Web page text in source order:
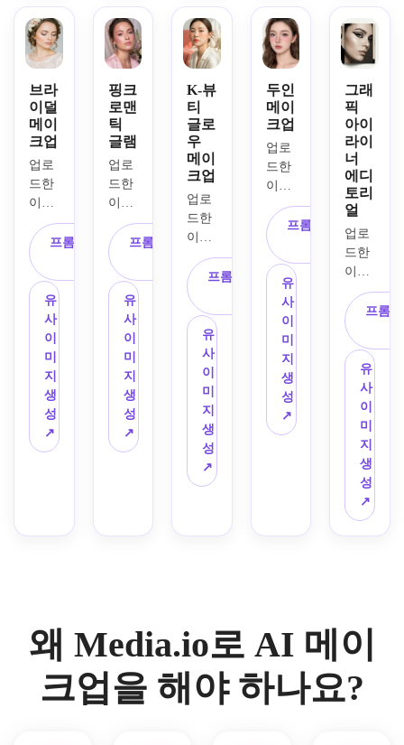
연한
브라
운 마
스카
라,
내추
럴 글
로스,
부드
러운
주간
조명,
최소
한의
리터
칭,
리얼
한 피
부 질
감,
고급
에디
토리
얼 마
시켜
드립
니다.
한 피
치 블
러셔,
거의
없는
듯한
마스
카라,
내추
럴 립
밤,
러운
데이
타임
조명,
진짜
같은
피부
질감
과 청
순하
고 자
연스
나비
헤어
핀,
반짝
이는
캔디
핑크
립,
얇은
아치
형 눈
썹,
소프
트한
레트
로-디
지털
광채,
리얼
2000
년대
에디
토리
얼 질
감의
디 메
어 드
립니
다.
게 쉐
이딩
된
볼,
빛나
는 하
이라
이트,
내추
럴 핑
크 립
스틱,
세련
된 스
튜디
오 조
우아
한 뷰
티 캠
페인
스타
을 연
출합
니다.
업,
광채
하이
라이
터,
스모
키 아
이섀
도우,
볼드
속눈
썹,
정교
한 눈
썹,
매트
로즈
립스
틱,
고급
스러
운 조
명,
화려
한 에
디토
리얼
분위
포토
로 완
성됩
니다.
브라
이덜
메이
크업
업로
드한
이미
지를
사용
해 부
드럽
고 빛
나는
피부,
샴페
인 쉬
머 아
이섀
도우,
정교
한 쉐
이딩,
장미
빛 내
프롬프트 복
유
사
이
미
지
생
성
↗
핑크
로맨
틱
글램
업로
드한
이미
지를
활용
해 장
미빛
블러
소프
트 핑
크 아
이섀
도우,
플러
터 속
우아
하게
확산
된 조
프롬프트 복
유
사
이
미
지
생
성
↗
K-뷰
티
글로
우
메이
크업
업로
드한
이미
지를
주제
로 글
래스
스킨,
일자
눈썹,
은은
한 아
이라
인,
부드
러운
화사
한 영
한 광
채,
프롬프트 복
유
사
이
미
지
생
성
↗
두인
메이
크업
업로
드한
이미
지를
이용
해 도
자기
피부,
반짝
이는
언더
아이
하이
라이
부드
러셔,
글로
시 그
라데
프롬프트 복
유
사
이
미
지
생
성
↗
그래
픽
아이
라이
너
에디
토리
얼
업로
드한
이미
지를
샤프
한 그
래픽
아이
라이
너,
빛나
는 피
부,
조각
같은
눈썹,
뉴트
타일
조명,
너블
프롬
유
사
이
미
지
생
성
↗
왜 Media.io로 AI 메이
크업을 해야 하나요?